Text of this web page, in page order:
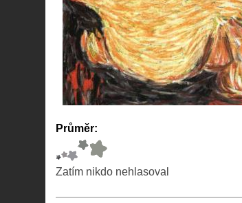
Průměr:
Zatím nikdo nehlasoval